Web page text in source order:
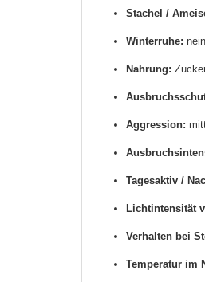
Stachel /
Winterruhe:
Nahrung:
Aggression:
Tagesaktiv /
Lichtintensität
Verhalten bei
Temperatur im